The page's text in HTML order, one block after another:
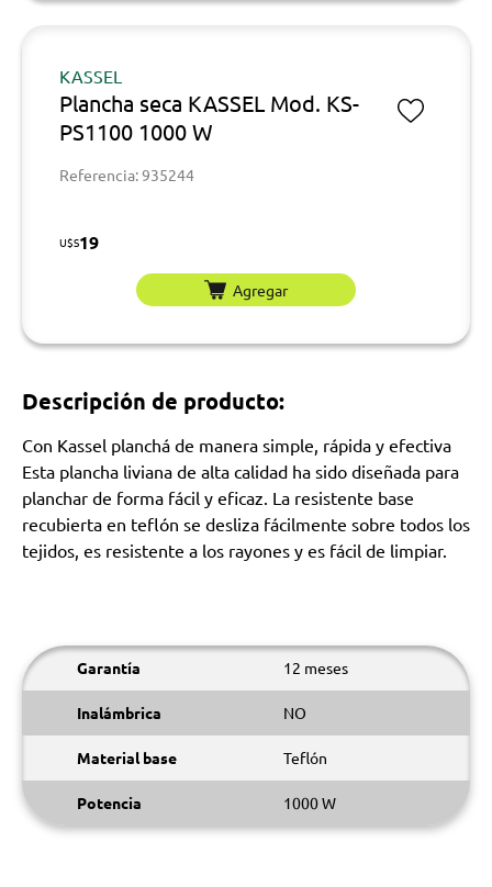
KASSEL
Plancha seca KASSEL Mod. KS-
PS1100 1000 W
Referencia: 935244
U$S19
Agregar
Descripción de producto:
Con Kassel planchá de manera simple, rápida y efectiva
Esta plancha liviana de alta calidad ha sido diseñada para
planchar de forma fácil y eficaz. La resistente base
recubierta en teflón se desliza fácilmente sobre todos los
tejidos, es resistente a los rayones y es fácil de limpiar.
Garantía 12 meses
Inalámbrica NO
Material base Teflón
Potencia 1000 W